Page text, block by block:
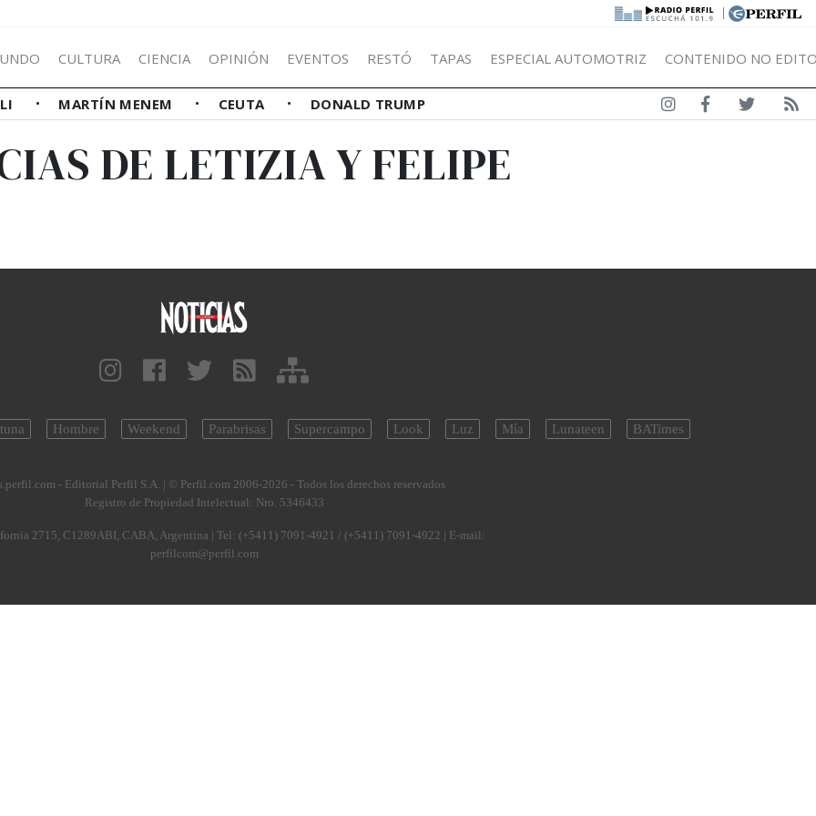
|
CULTURA CIENCIA OPINIÓN EVENTOS RESTÓ TAPAS ESPECIAL AUTOMOTRIZ CONTENIDO NO
MARTÍN MENEM CEUTA DONALD TRUMP
DE LETIZIA Y FELIPE
Hombre Weekend Parabrisas Supercampo Look Luz Mía Lunateen BATimes
- Editorial Perfil S.A. | © Perfil.com 2006-2026 - Todos los derechos reservados
Registro de Propiedad Intelectual: Nro. 5346433
2715, C1289ABI, CABA, Argentina | Tel: (+5411) 7091-4921 / (+5411) 7091-4922 | E-mail:
perfilcom@perfil.com